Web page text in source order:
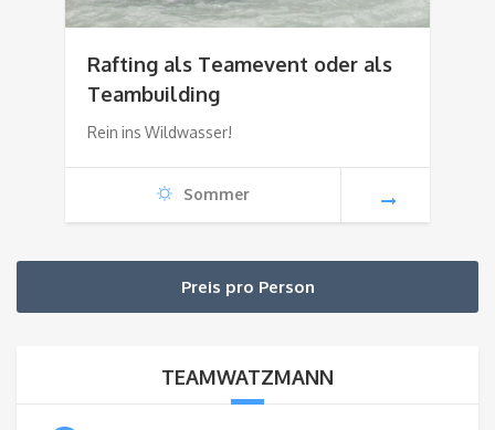
Rafting als Teamevent oder als
Teambuilding
Rein ins Wildwasser!
Sommer
Preis pro Person
TEAMWATZMANN